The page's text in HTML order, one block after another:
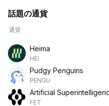
話題の通貨
通貨
Heima
HEI
Pudgy Penguins
PENGU
Artificial
FET